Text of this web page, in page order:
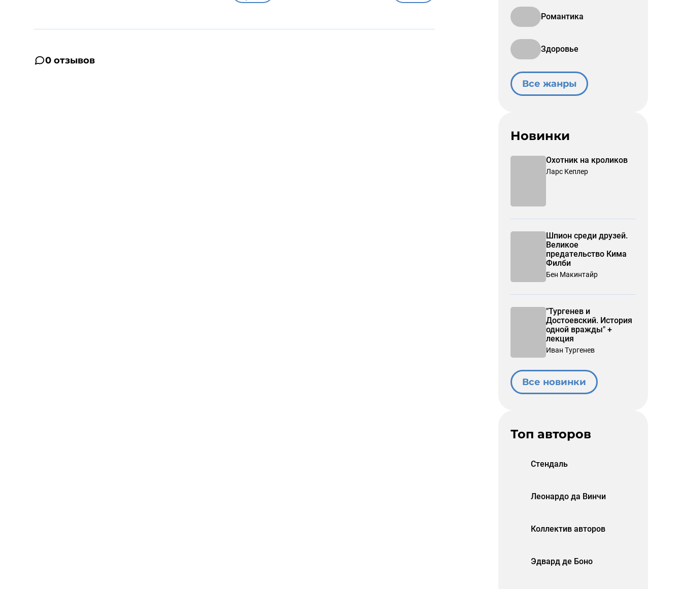
0 отзывов
Романтика
Здоровье
Все жанры
Новинки
Охотник на кроликов
Ларс Кеплер
Шпион среди друзей.
Великое
предательство Кима
Филби
Бен Макинтайр
"Тургенев и
Достоевский. История
одной вражды" +
лекция
Иван Тургенев
Все новинки
Топ авторов
Стендаль
Леонардо да Винчи
Коллектив авторов
Эдвард де Боно